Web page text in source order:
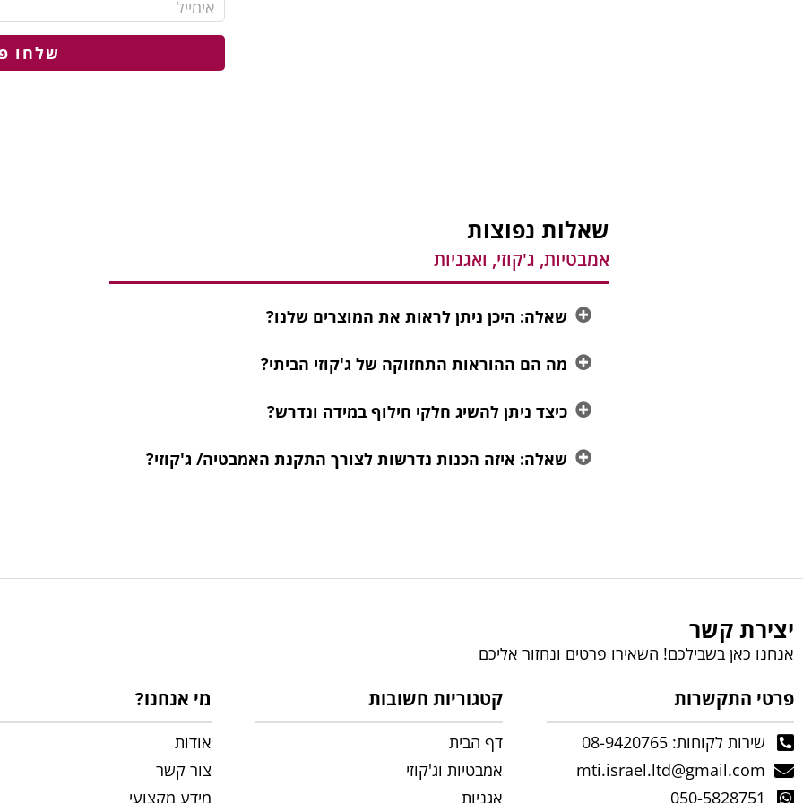
שלחו
שאלות נפוצות
אמבטיות, ג'קוזי, ואגניות
שאלה: היכן ניתן לראות את המוצרים שלנו?
מה הם ההוראות התחזוקה של ג'קוזי הביתי?
כיצד ניתן להשיג חלקי חילוף במידה ונדרש?
שאלה: איזה הכנות נדרשות לצורך התקנת האמבטיה/ ג'קוזי?
יצירת קשר
אנחנו כאן בשבילכם! השאירו פרטים ונחזור אליכם
פרטי התקשרות
שירות לקוחות: 08-9420765
mti.israel.ltd@gmail.com
050-5828751
קטגוריות חשובות
דף הבית
אמבטיות וג'קוזי
אגניות
מי אנחנו?
אודות
צור קשר
מידע מקצועי